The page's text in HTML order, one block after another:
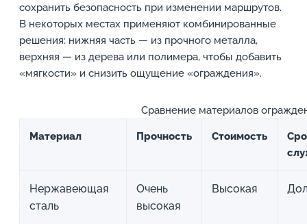
сохранить безопасность при изменении маршрутов.
В некоторых местах применяют комбинированные
решения: нижняя часть — из прочного металла,
верхняя — из дерева или полимера, чтобы добавить
«мягкости» и снизить ощущение «ограждения».
Сравнение материалов
Материал Прочность Стоимость
Нержавеющая
сталь
Очень
высокая
Высокая